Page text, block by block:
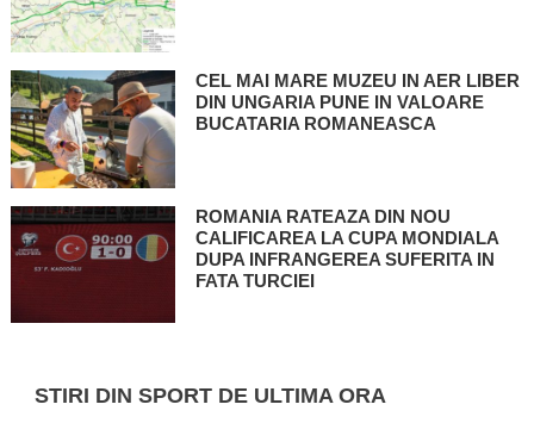
CEL MAI MARE MUZEU IN AER LIBER
DIN UNGARIA PUNE IN VALOARE
BUCATARIA ROMANEASCA
ROMANIA RATEAZA DIN NOU
CALIFICAREA LA CUPA MONDIALA
DUPA INFRANGEREA SUFERITA IN
FATA TURCIEI
STIRI DIN SPORT DE ULTIMA ORA